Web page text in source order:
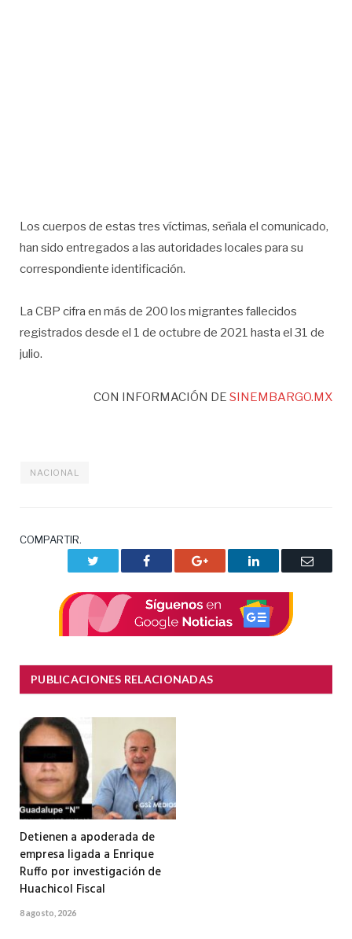
Los cuerpos de estas tres víctimas, señala el comunicado,
han sido entregados a las autoridades locales para su
correspondiente identificación.
La CBP cifra en más de 200 los migrantes fallecidos
registrados desde el 1 de octubre de 2021 hasta el 31 de
julio.
CON INFORMACIÓN DE SINEMBARGO.MX
NACIONAL
COMPARTIR.
Facebook Google+ LinkedIn
Correo
PUBLICACIONES RELACIONADAS
Detienen a apoderada de
empresa ligada a Enrique
Ruffo por investigación de
Huachicol Fiscal
8 agosto, 2026